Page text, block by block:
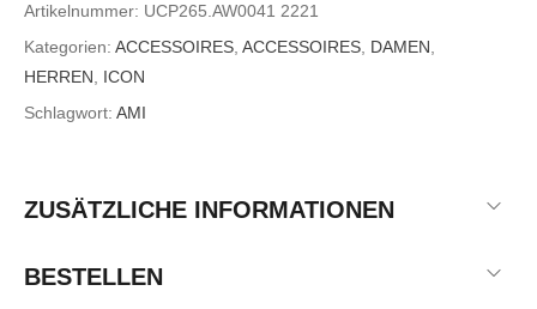
Artikelnummer: UCP265.AW0041 2221
Kategorien: ACCESSOIRES ACCESSOIRES DAMEN
HERREN
ICON
Schlagwort: AMI
ZUSÄTZLICHE INFORMATIONEN
BESTELLEN